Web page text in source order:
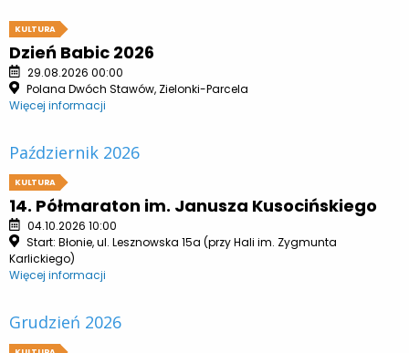
KULTURA
Dzień Babic 2026
29.08.2026 00:00
Polana Dwóch Stawów, Zielonki-Parcela
Więcej informacji
Październik 2026
KULTURA
14. Półmaraton im. Janusza Kusocińskiego
04.10.2026 10:00
Start: Błonie, ul. Lesznowska 15a (przy Hali im. Zygmunta
Karlickiego)
Więcej informacji
Grudzień 2026